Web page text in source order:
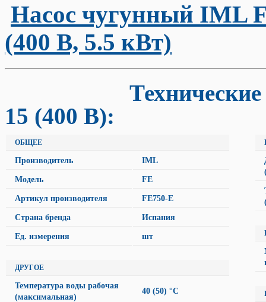
Насос чугунный IML
(400 В, 5.5 кВт)
Технические
15 (400 В):
ОБЩЕЕ
Производитель IML
Модель FE
Артикул производителя FE750-E
Страна бренда Испания
Ед. измерения шт
ДРУГОЕ
Температура воды рабочая
(максимальная)
40 (50) °C